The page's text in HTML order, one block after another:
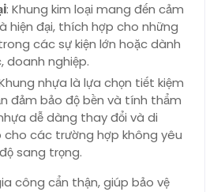
: Khung kim loại mang đến cảm
hiện đại, thích hợp cho những
các sự kiện lớn hoặc dành
doanh nghiệp.
nhựa là lựa chọn tiết kiệm
đảm bảo độ bền và tính thẩm
dễ dàng thay đổi và di
cho các trường hợp không yêu
sang trọng.
công cẩn thận, giúp bảo vệ